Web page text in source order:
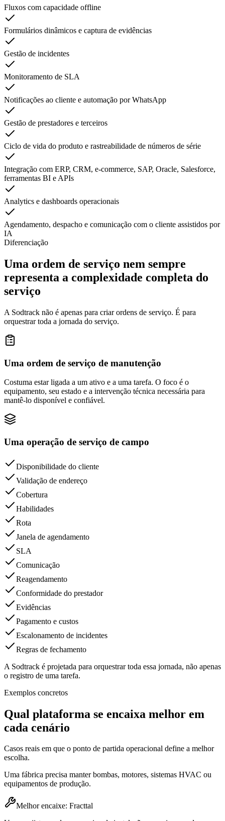
Fluxos com capacidade offline
Formulários dinâmicos e captura de evidências
Gestão de incidentes
Monitoramento de SLA
Notificações ao cliente e automação por WhatsApp
Gestão de prestadores e terceiros
Ciclo de vida do produto e rastreabilidade de números de série
Integração com ERP, CRM, e-commerce, SAP, Oracle, Salesforce,
ferramentas BI e APIs
Analytics e dashboards operacionais
Agendamento, despacho e comunicação com o cliente assistidos por
IA
Diferenciação
Uma ordem de serviço nem sempre
representa a complexidade completa do
serviço
A Sodtrack não é apenas para criar ordens de serviço. É para
orquestrar toda a jornada do serviço.
Uma ordem de serviço de manutenção
Costuma estar ligada a um ativo e a uma tarefa. O foco é o
equipamento, seu estado e a intervenção técnica necessária para
mantê-lo disponível e confiável.
Uma operação de serviço de campo
Disponibilidade do cliente
Validação de endereço
Cobertura
Habilidades
Rota
Janela de agendamento
SLA
Comunicação
Reagendamento
Conformidade do prestador
Evidências
Pagamento e custos
Escalonamento de incidentes
Regras de fechamento
A Sodtrack é projetada para orquestrar toda essa jornada, não apenas
o registro de uma tarefa.
Exemplos concretos
Qual plataforma se encaixa melhor em
cada cenário
Casos reais em que o ponto de partida operacional define a melhor
escolha.
Uma fábrica precisa manter bombas, motores, sistemas HVAC ou
equipamentos de produção.
Melhor encaixe: Fracttal